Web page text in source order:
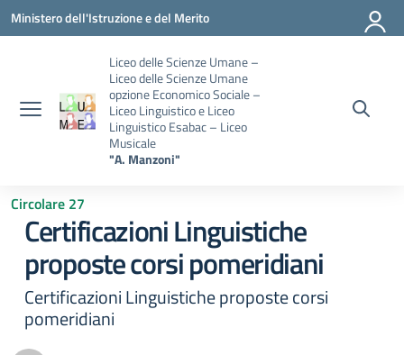
Vai ai contenuti
Vai al menu di navigazione
Vai al footer
Ministero dell'Istruzione e del Merito
Liceo delle Scienze Umane –
Liceo delle Scienze Umane
opzione Economico Sociale –
Liceo Linguistico e Liceo
Linguistico Esabac – Liceo
Musicale
"A. Manzoni"
Circolare 27
Certificazioni Linguistiche
proposte corsi pomeridiani
Certificazioni Linguistiche proposte corsi
pomeridiani